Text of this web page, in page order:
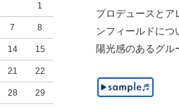
1
7 8
14 15
21 22
28 29
プロデュースとア
ンフィールドに
陽光感のあるグル